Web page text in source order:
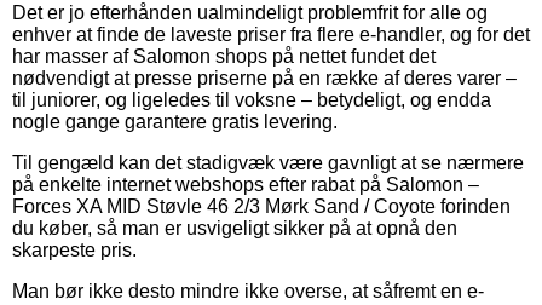
Det er jo efterhånden ualmindeligt problemfrit for alle og
enhver at finde de laveste priser fra flere e-handler, og for det
har masser af Salomon shops på nettet fundet det
nødvendigt at presse priserne på en række af deres varer –
til juniorer, og ligeledes til voksne – betydeligt, og endda
nogle gange garantere gratis levering.
Til gengæld kan det stadigvæk være gavnligt at se nærmere
på enkelte internet webshops efter rabat på Salomon –
Forces XA MID Støvle 46 2/3 Mørk Sand / Coyote forinden
du køber, så man er usvigeligt sikker på at opnå den
skarpeste pris.
Man bør ikke desto mindre ikke overse, at såfremt en e-